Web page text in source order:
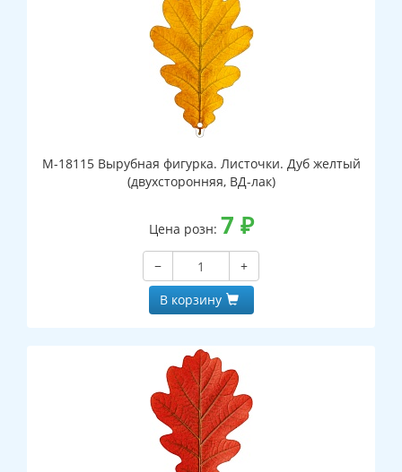
М-18115 Вырубная фигурка. Листочки. Дуб желтый
(двухсторонняя, ВД-лак)
Цена розн: 7 ₽
−
+
В корзину